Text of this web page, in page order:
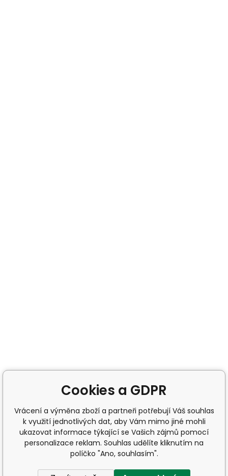
Cookies a GDPR
Vrácení a výměna zboží a partneři potřebují Váš souhlas
k využití jednotlivých dat, aby Vám mimo jiné mohli
ukazovat informace týkající se Vašich zájmů pomocí
personalizace reklam. Souhlas udělíte kliknutím na
políčko "Ano, souhlasím".